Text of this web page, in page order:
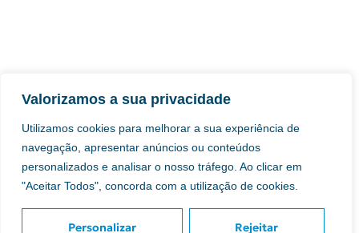
Valorizamos a sua privacidade
Utilizamos cookies para melhorar a sua experiência de
navegação, apresentar anúncios ou conteúdos
personalizados e analisar o nosso tráfego. Ao clicar em
"Aceitar Todos", concorda com a utilização de cookies.
Personalizar Rejeitar